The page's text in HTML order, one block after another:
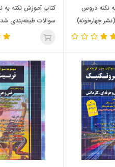
نکته دروس
چهارخونه)
کتاب آموزش نکته به
سوالات طبقه‌بندی
عمومی کاردانی به